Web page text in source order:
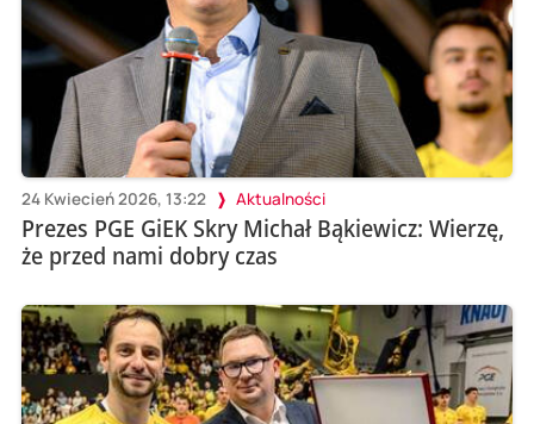
24 Kwiecień 2026, 13:22 Aktualności
Prezes PGE GiEK Skry Michał Bąkiewicz: Wierzę,
że przed nami dobry czas